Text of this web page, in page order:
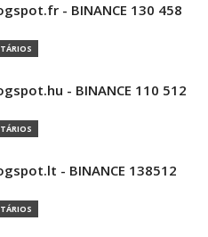
- BINANCE 130 458
- BINANCE 110 512
- BINANCE 138512